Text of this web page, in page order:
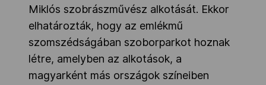
Miklós szobrászművész alkotását. Ekkor
elhatározták, hogy az emlékmű
szomszédságában szoborparkot hoznak
létre, amelyben az alkotások, a
magyarként más országok színeiben